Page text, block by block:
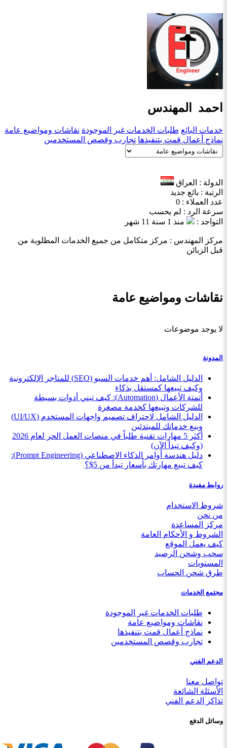
احمد المهندس
خدمات البائع طلبات الخدمات غير الموجودة نقاشات ومواضيع عامة
نماذج أعمال قمت بتنفيذها تجارب وقصص المستخدمين
الدولة : العراق
الرتبة : بائع جديد
عدد العملاء : 0
سرعة الرد : لم يحسب
التواجد :
منذ 1 سنة 11 شهر
مركز المهندس : مركز متكامل من جميع الخدمات المطلوبة من
قبل الزبائن
نقاشات ومواضيع عامة
لا يوجد موضوعات
المدونة
الدليل الشامل: أهم خدمات السيو (SEO) للمتاجر الإلكترونية
وكيف تبيعها كمستقل بذكاء
أتمتة الأعمال (Automation): كيف تبني أدوات بسيطة
للشركات وتبيعها كخدمة مصغرة
الدليل الشامل لاحتراف تصميم واجهات المستخدم (UI/UX)
وبيع خدماتك للمبتدئين
أكثر 5 مهارات تقنية طلباً في منصات العمل الحر لعام 2026
(وكيف تبدأ الآن)
دليل هندسة أوامر الذكاء الاصطناعي (Prompt Engineering):
كيف تبيع مهارتك بأسعار تبدأ من 5$؟
روابط مفيدة
شروط الاستخدام
من نحن
مركز المساعدة
الشروط و الأحكام العامة
كيف يعمل الموقع
سحب وشحن الرصيد
المستويات
طرق شحن الحساب
مجتمع الخدمات
طلبات الخدمات غير الموجودة
نقاشات ومواضيع عامة
نماذج أعمال قمت بتنفيذها
تجارب وقصص المستخدمين
الدعم الفني
تواصل معنا
الأسئلة الشائعة
تذاكر الدعم الفني
وسائل الدفع